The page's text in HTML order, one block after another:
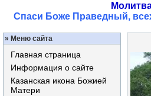
Спаси Боже Праведный,
» Меню сайта
Главная страница
Информация о сайте
Казанская икона Божией
Матери